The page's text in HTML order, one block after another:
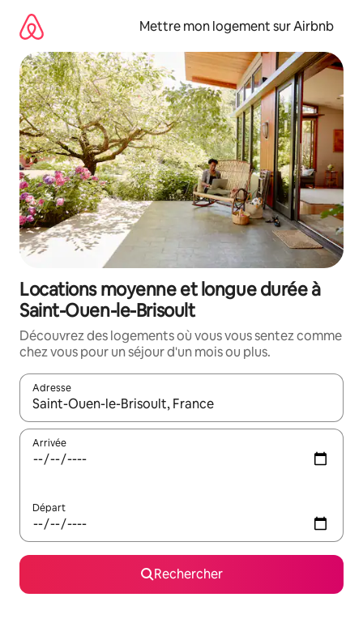
directement
contenu
Mettre mon logement sur Airbnb
Locations moyenne et longue durée à
Saint-Ouen-le-Brisoult
Découvrez des logements où vous vous sentez comme
chez vous pour un séjour d'un mois ou plus.
Adresse
Lorsque les résultats s'affichent, utilisez les flèches vers le
Arrivée
Départ
Rechercher